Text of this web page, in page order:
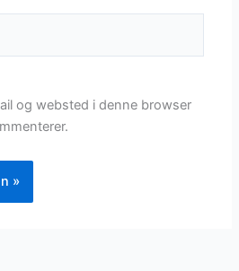
og websted i denne browser